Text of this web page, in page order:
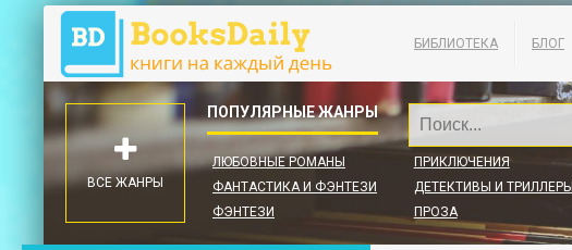
БИБЛИОТЕКА БЛОГ
ЛЮБОВНЫЕ РОМАНЫ
ФАНТАСТИКА И ФЭНТЕЗИ
ФЭНТЕЗИ
ПРИКЛЮЧЕНИЯ
ДЕТЕКТИВЫ И ТРИЛЛЕРЫ
ПРОЗА
ВСЕ ЖАНРЫ